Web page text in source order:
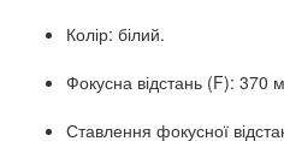
Колір: білий.
Фокусна відстань (F): 370
Ставлення фокусної